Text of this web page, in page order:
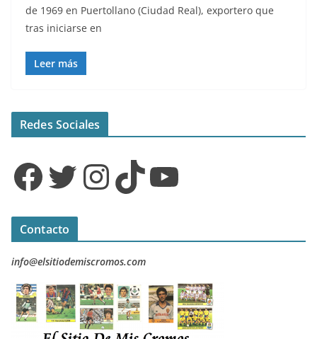
de 1969 en Puertollano (Ciudad Real), exportero que
tras iniciarse en
Leer más
Redes Sociales
Facebook Twitter InstagramTikTok YouTube
Contacto
info@elsitiodemiscromos.com